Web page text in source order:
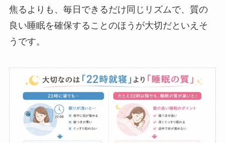
焦るよりも、毎日できるだけ同じリズムで、質の
良い睡眠を確保することのほうが大切だといえそ
うです。